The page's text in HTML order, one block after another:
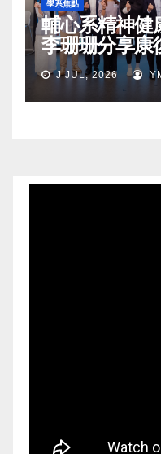
學系焦點
輔心系精神健
李珊珊分享康
J JUL, 2026